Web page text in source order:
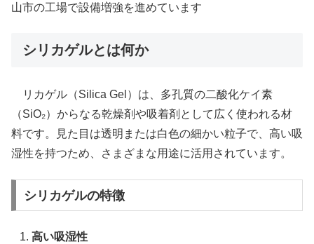
山市の工場で設備増強を進めています
シリカゲルとは何か
リカゲル（Silica Gel）は、多孔質の二酸化ケイ素
（SiO₂）からなる乾燥剤や吸着剤として広く使われる材
料です。見た目は透明または白色の細かい粒子で、高い吸
湿性を持つため、さまざまな用途に活用されています。
シリカゲルの特徴
高い吸湿性